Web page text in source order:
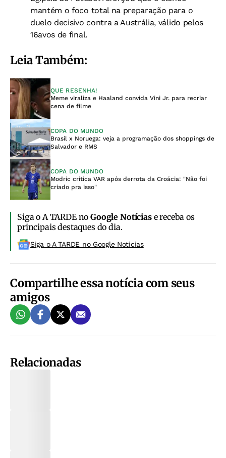
mantém o foco total na preparação para o
duelo decisivo contra a Austrália, válido pelos
16avos de final.
Leia Também:
QUE RESENHA!
Meme viraliza e Haaland convida Vini Jr. para recriar
cena de filme
COPA DO MUNDO
Brasil x Noruega: veja a programação dos shoppings de
Salvador e RMS
COPA DO MUNDO
Modric critica VAR após derrota da Croácia: "Não foi
criado pra isso"
Siga o A TARDE noGoogle Notíciase receba os
principais destaques do dia.
Siga o A TARDE no Google Noticias
Compartilhe essa notícia com seus
amigos
Relacionadas